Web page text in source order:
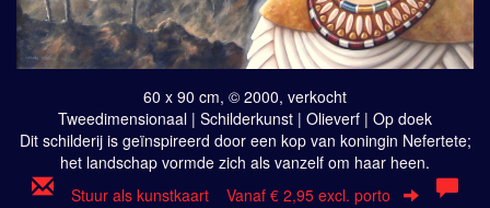
60 x 90 cm, © 2000, verkocht
Tweedimensionaal | Schilderkunst | Olieverf | Op doek
Dit schilderij is geïnspireerd door een kop van koningin Nefertete;
het landschap vormde zich als vanzelf om haar heen.
Stuur als kunstkaart Vanaf € 2,95 excl. porto